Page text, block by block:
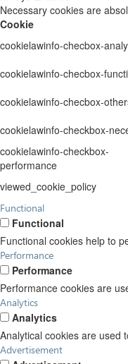
Necessary cookies are
Cookie
cookielawinfo-checbox-
cookielawinfo-checbox-
cookielawinfo-checbox-
cookielawinfo-checkbox-
cookielawinfo-checkbox-
performance
viewed_cookie_policy
Functional
Functional
Functional cookies help to
Performance
Performance
Performance cookies are
Analytics
Analytics
Analytical cookies are used
Advertisement